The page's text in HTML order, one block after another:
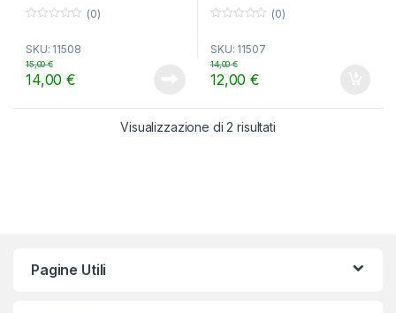
u
t
(0)
SKU: 11508
14,00€
15,00€
u
t
(0)
SKU: 11507
12,00€
14,00€
Visualizzazione di 2 risultati
Pagine Utili